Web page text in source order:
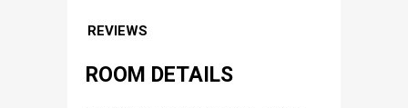
REVIEWS
ROOM DETAILS